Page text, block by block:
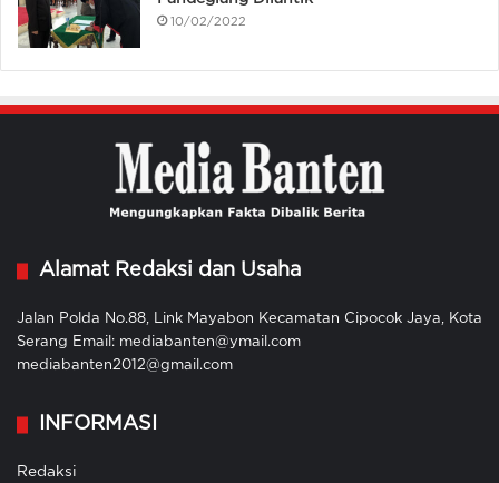
10/02/2022
Alamat Redaksi dan Usaha
Jalan Polda No.88, Link Mayabon Kecamatan Cipocok Jaya, Kota
Serang Email: mediabanten@ymail.com
mediabanten2012@gmail.com
INFORMASI
Redaksi